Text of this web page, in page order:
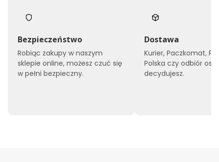
Bezpieczeństwo
Robiąc zakupy w naszym
sklepie online, możesz czuć się
w pełni bezpieczny.
Dostawa
Kurier, Paczkomat,
Polska czy odbiór
decydujesz.